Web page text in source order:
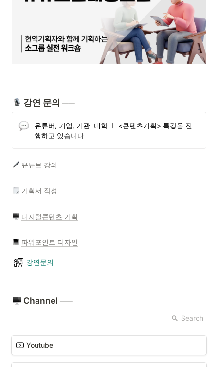
강연 문의 ──
유튜버, 기업, 기관, 대학 ㅣ <콘텐츠기획> 특강을 진
행하고 있습니다
유튜브 강의
기획서 작성
디지털콘텐츠 기획
파워포인트 디자인
강연문의
Channel ──
Search
Youtube